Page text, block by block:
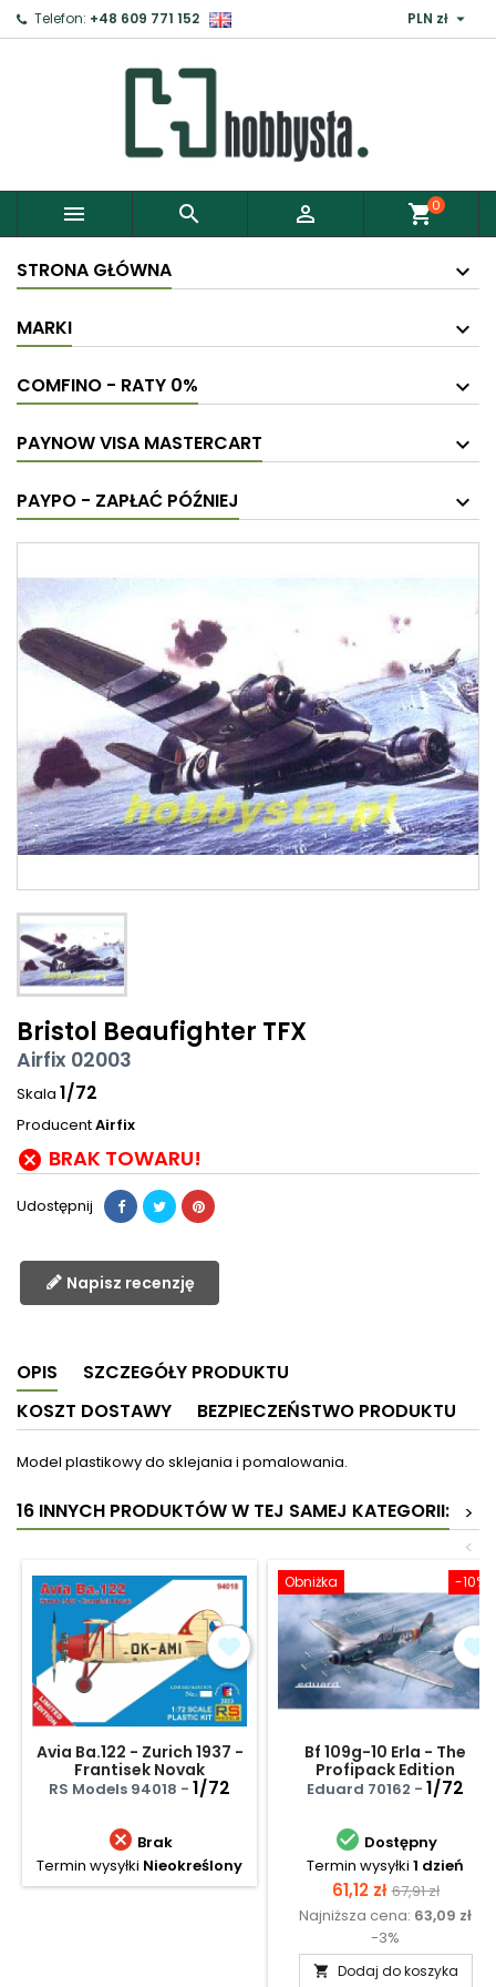
Telefon: +48 609 771 152 PLN zł 
   shopping_cart0
STRONA GŁÓWNA
MARKI
COMFINO - RATY 0%
PAYNOW VISA MASTERCART
PAYPO - ZAPŁAĆ PÓŹNIEJ
Bristol Beaufighter TFX
Airfix 02003
Skala 1/72
ProducentAirfix
 BRAK TOWARU!
Udostępnij
Napisz recenzję
OPIS
SZCZEGÓŁY PRODUKTU
KOSZT DOSTAWY
BEZPIECZEŃSTWO PRODUKTU
Model plastikowy do sklejania i pomalowania.
16 INNYCH PRODUKTÓW W TEJ SAMEJ KATEGORII:
>
<
Avia Ba.122 - Zurich 1937 -
Frantisek Novak
RS Models 94018 - 1/72
 Brak
Termin wysyłki Nieokreślony
-10%
Obniżka
Bf 109g-10 Erla - The
Profipack Edition
Eduard 70162 - 1/72
 Dostępny
Termin wysyłki 1 dzień
Cena
61,12 zł Cena
67,91 zł
Najniższa cena: 63,09 zł
-3%
 Dodaj do koszyka